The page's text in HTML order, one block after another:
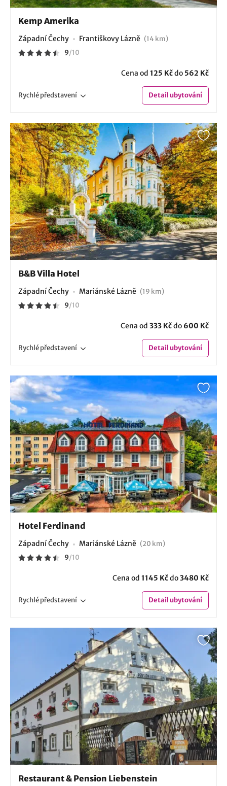
Kemp Amerika
Západní Čechy Františkovy Lázně (14 km)
9/10
Cena od 125 Kčdo 562 Kč
Rychlépředstavení Detailubytování
B&B Villa Hotel
Západní Čechy Mariánské Lázně (19 km)
9/10
Cena od 333 Kčdo 600 Kč
Rychlépředstavení Detailubytování
Hotel Ferdinand
Západní Čechy Mariánské Lázně (20 km)
9/10
Cena od 1145 Kčdo3480 Kč
Rychlépředstavení Detailubytování
Restaurant & Pension Liebenstein